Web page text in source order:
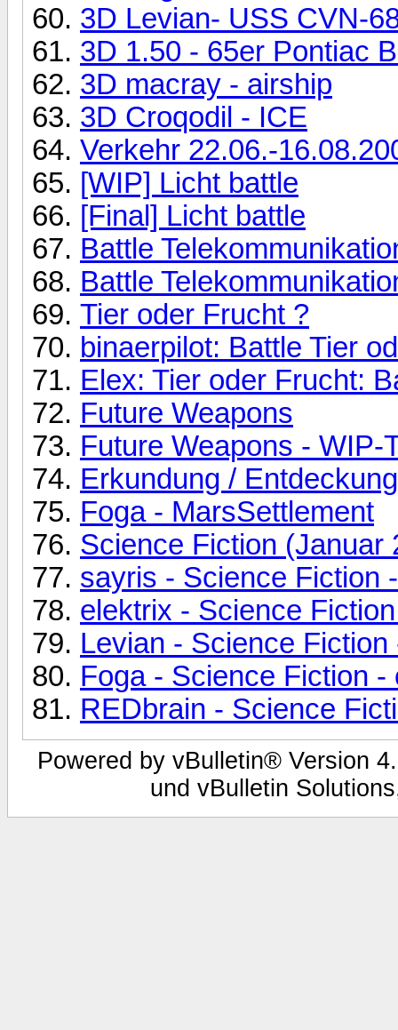
3D Levian- USS CVN-
3D 1.50 - 65er Pontiac
3D macray - airship
3D Croqodil - ICE
Verkehr 22.06.-
[WIP] Licht battle
[Final] Licht battle
Battle
Battle
Tier oder Frucht ?
binaerpilot: Battle Tier
Elex: Tier oder Frucht:
Future Weapons
Future Weapons - WIP-
Erkundung /
Foga - MarsSettlement
Science Fiction (Januar
sayris - Science Fiction
elektrix - Science
Levian - Science Fiction
Foga - Science Fiction -
REDbrain - Science
Powered by vBulletin® Version
und vBulletin